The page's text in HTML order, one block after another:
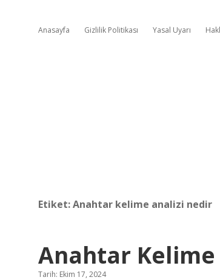
Anasayfa Gizlilik Politikası Yasal Uyarı
Etiket:Anahtar kelime analizi nedir
Anahtar Kelime
Tarih: Ekim 17, 2024